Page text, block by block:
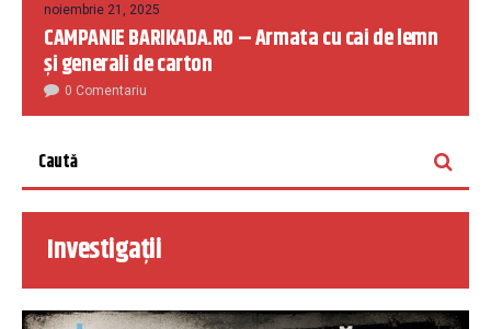
noiembrie 21, 2025
CAMPANIE BARIKADA.RO – Armata cu cai de lemn
și generali de carton
0 Comentariu
Investigații